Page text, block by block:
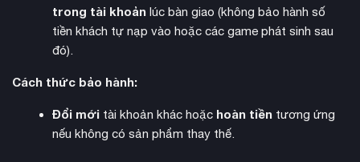
trong tài khoảnlúc bàn giao (không bảo hành số
tiền khách tự nạp vào hoặc các game phát sinh sau
đó).
Cách thức bảo hành:
Đổi mớitài khoản khác hoặc hoàn tiềntương ứng
nếu không có sản phẩm thay thế.